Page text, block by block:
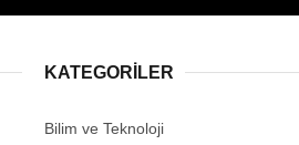
KATEGORİLER
Bilim ve Teknoloji